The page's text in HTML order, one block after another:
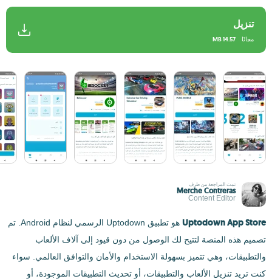
تنزيل
14.57 MB مجانًا
تمت المراجعة من طرف
Merche Contreras
Content Editor
Uptodown App Store
هو تطبيق Uptodown الرسمي لنظام Android. تم
تصميم هذه المنصة لتتيح لك الوصول من دون قيود إلى آلاف الألعاب
والتطبيقات، وهي تتميز بسهولة الاستخدام والأمان والتوافق العالمي. سواء
كنت تريد تنزيل الألعاب والتطبيقات، أو تحديث التطبيقات الموجودة، أو